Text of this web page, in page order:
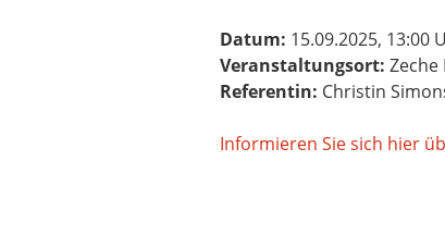
Datum: 15.09.2025, 13:00
Veranstaltungsort: Zeche
Referentin: Christin
Informieren Sie sich hier